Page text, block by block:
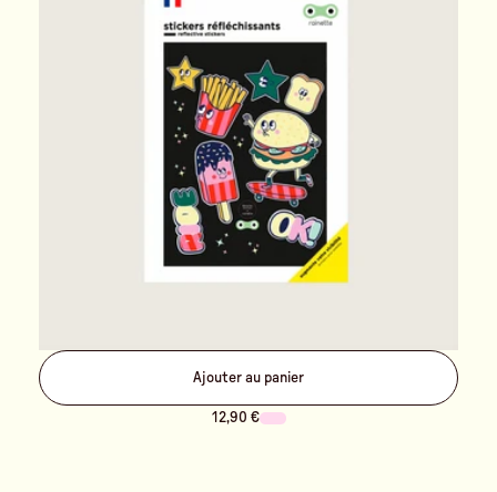
Ajouter au panier
12,90 €